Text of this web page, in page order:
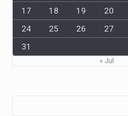
17
18 19 20
24
25 26 27
31
« Jul